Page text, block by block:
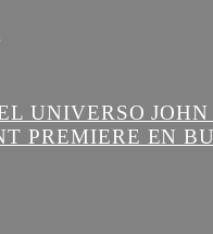
UNIVERSO
PREMIERE EN